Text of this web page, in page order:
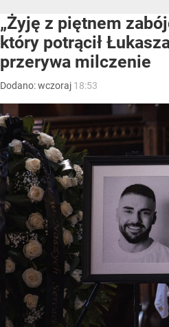
„Żyję z piętnem
który potrącił
przerywa milczenie
Dodano:wczoraj 18:53